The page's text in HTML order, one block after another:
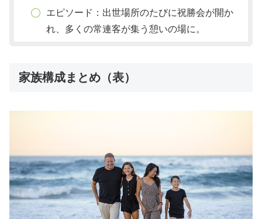
エピソード：出世場所のたびに祝勝会が開か
れ、多くの常連客が集う憩いの場に。
家族構成まとめ（表）